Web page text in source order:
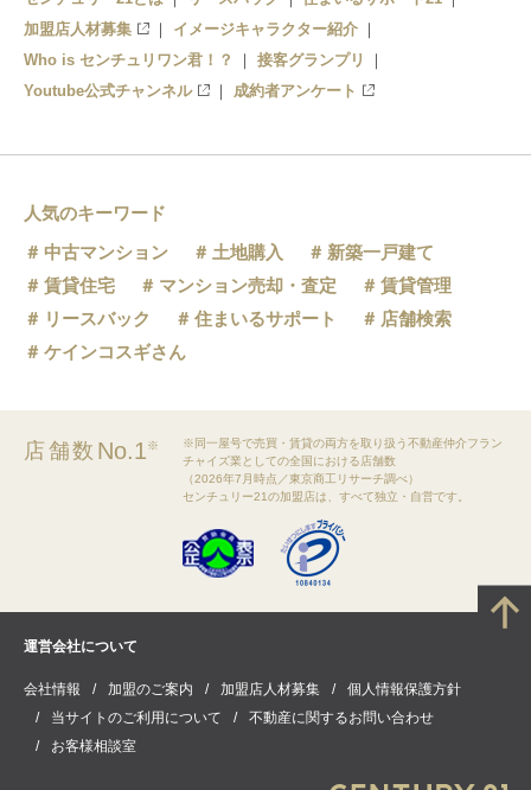
加盟店人材募集
イメージキャラクター紹介
Who is センチュリワン君！？
接客グランプリ
Youtube公式チャンネル
成約者アンケート
人気のキーワード
中古マンション
土地購入
新築一戸建て
賃貸住宅
マンション売却・査定
賃貸管理
リースバック
住まいるサポート
店舗検索
ケインコスギさん
店舗数 No.1※
※同一屋号で売買・賃貸の両方を取り扱う不動産仲介フラン
チャイズ業としての全国における店舗数
（2026年7月時点／東京商工リサーチ調べ）
センチュリー21の加盟店は、すべて独立・自営です。
運営会社について
会社情報 加盟のご案内 加盟店人材募集
個人情報保護方針
当サイトのご利用について
不動産に関するお問い合わせ
お客様相談室